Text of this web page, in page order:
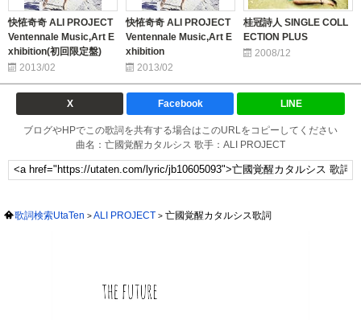
快恠奇奇 ALI PROJECT
Ventennale Music,Art E
xhibition(初回限定盤)
2013/02
快恠奇奇 ALI PROJECT
Ventennale Music,Art E
xhibition
2013/02
桂冠詩人 SINGLE COLL
ECTION PLUS
2008/12
X Facebook LINE
ブログやHPでこの歌詞を共有する場合はこのURLをコピーしてください
曲名：亡國覚醒カタルシス 歌手：ALI PROJECT
歌詞検索UtaTen ALI PROJECT 亡國覚醒カタルシス歌詞